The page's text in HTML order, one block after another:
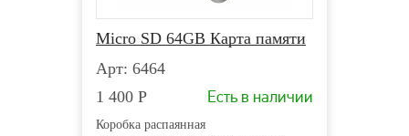
Micro SD 64GB Карта памяти
Арт: 6464
1 400 Р Есть в наличии
Коробка распаянная